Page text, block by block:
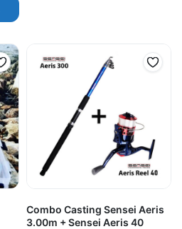
Combo Casting Sensei Aeris
3.00m + Sensei Aeris 40